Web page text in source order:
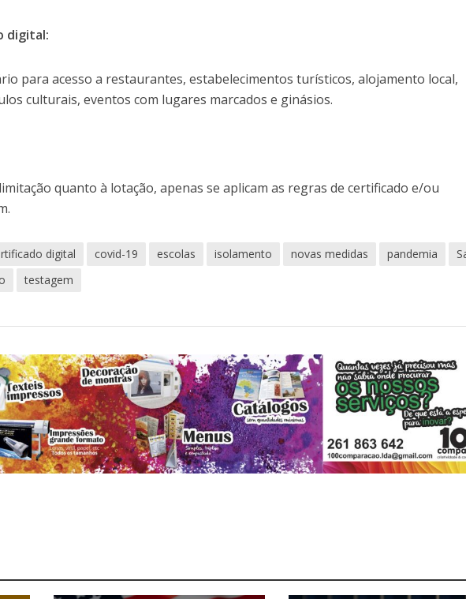
digital:
para acesso a restaurantes, estabelecimentos turísticos, alojamento local,
culturais, eventos com lugares marcados e ginásios.
quanto à lotação, apenas se aplicam as regras de certificado e/ou
digital covid-19 escolas isolamento novas medidas pandemia
testagem